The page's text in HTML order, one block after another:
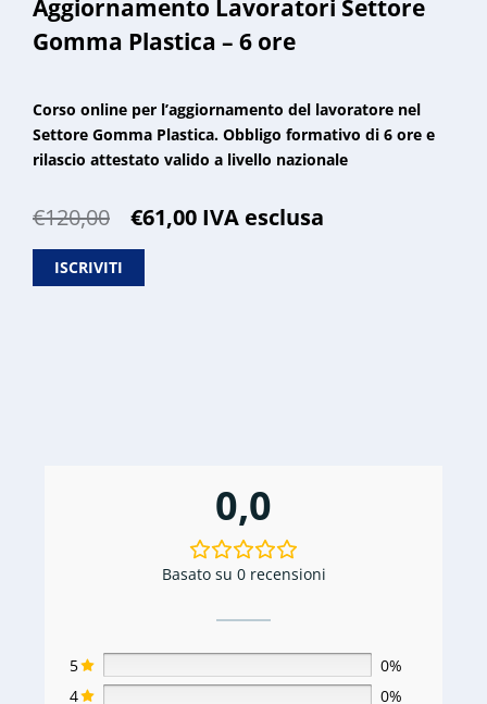
Aggiornamento Lavoratori Settore
Gomma Plastica – 6 ore
Corso online per l’aggiornamento del lavoratore nel
Settore Gomma Plastica. Obbligo formativo di 6 ore e
rilascio attestato valido a livello nazionale
€120,00
Il
era:
€61,00IlIVA esclusa
ISCRIVITI
0,0
Basato su 0 recensioni
5
0%
4
0%